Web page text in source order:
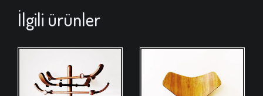
İlgili ürünler